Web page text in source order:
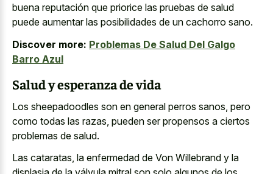
buena reputación que priorice las pruebas de salud
puede aumentar las posibilidades de un cachorro sano.
Discover more: Problemas De Salud Del Galgo
Barro Azul
Salud y esperanza de vida
Los sheepadoodles son en general perros sanos, pero
como todas las razas, pueden ser propensos a ciertos
problemas de salud.
Las cataratas, la enfermedad de Von Willebrand y la